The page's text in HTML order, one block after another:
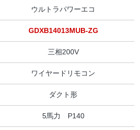
ウルトラパワーエコ
GDXB14013MUB-ZG
三相200V
ワイヤードリモコン
ダクト形
5馬力 P140